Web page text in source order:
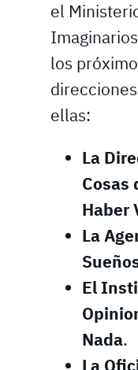
el
los
ellas:
La
Cosas
Haber
La
El
Nada.
La